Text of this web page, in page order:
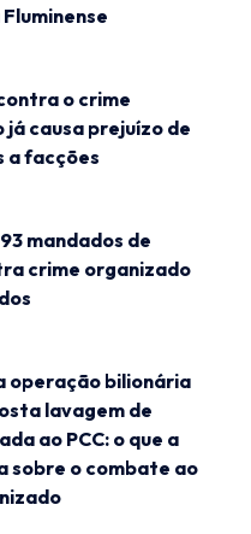
o crime
já causa prejuízo de
a facções
mandados de
crime organizado
operação bilionária
lavagem de
ao PCC: o que a
sobre o combate ao